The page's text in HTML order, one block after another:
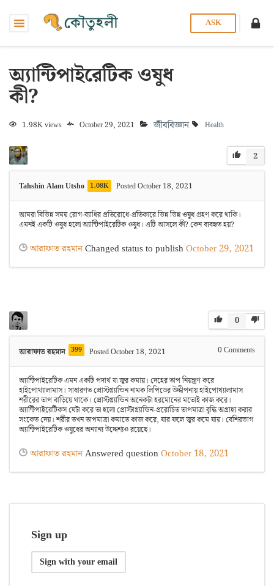
ASK
অ্যান্টিপাইরেটিক ওষুধ
কী?
1.98K views October 29, 2021 জীববিজ্ঞান Health
Tahshin Alam Utsho 1.08K Posted October 18, 2021
2
আমরা বিভিন্ন সময় রোগ-ব্যাধির প্রতিরোধে-প্রতিকারে ভিন্ন ভিন্ন ওষুধ গ্রহণ করে থাকি।
এমনই একটি ওষুধ হলো অ্যান্টিপাইরেটিক ওষুধ। এটি আসলে কী? কেন ব্যবহৃত হয়?
আরাফাত রহমানChanged status to publish October 29, 2021
0
আরাফাত রহমান 399 Posted October 18, 2021 0Comments
অ্যান্টিপাইরেটিক এমন একটি পদার্থ যা জ্বর কমায়। দেহের তাপ নিয়ন্ত্রণ করে
হাইপোথ্যালামাস। সাধারণত প্রোস্টগ্ল্যান্ডিন নামক লিপিডের উদ্দীপনায় হাইপোথ্যালামাস
শরীরের তাপ বাড়িয়ে থাকে। প্রোস্টগ্ল্যান্ডিন অনেকটা হরমোনের মতোই কাজ করে।
অ্যান্টিপাইরেটিকস যেটা করে তা হলো প্রোস্টাগ্ল্যান্ডিন-প্ররোচিত তাপমাত্রা বৃদ্ধি অগ্রাহ্য করার
সংকেত দেয়। শরীর তখন তাপমাত্রা কমাতে কাজ করে, যার ফলে জ্বর কমে যায়। বেশিরভাগ
অ্যান্টিপাইরেটিক ওষুধের অন্যান্য উদ্দেশ্যও রয়েছে।
আরাফাত রহমানAnswered question October 18, 2021
Sign up
Sign with your email